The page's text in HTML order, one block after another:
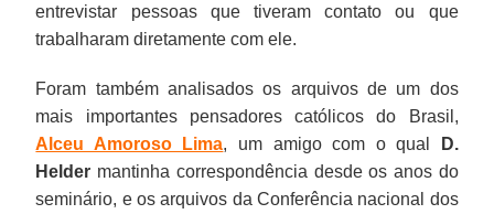
entrevistar pessoas que tiveram contato ou que
trabalharam diretamente com ele.
Foram também analisados os arquivos de um dos
mais importantes pensadores católicos do Brasil,
Alceu Amoroso Lima, um amigo com o qual
D.
Helder mantinha correspondência desde os anos do
seminário, e os arquivos da Conferência nacional dos